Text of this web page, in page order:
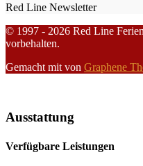
Red Line Newsletter
© 1997 - 2026 Red Line
vorbehalten.
Gemacht mit von Graphene
Ausstattung
Verfügbare Leistungen